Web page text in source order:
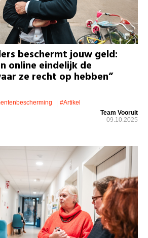
beschermt jouw geld:
online eindelijk de
ze recht op hebben”
#artikel
Team Vooruit
09.10.2025